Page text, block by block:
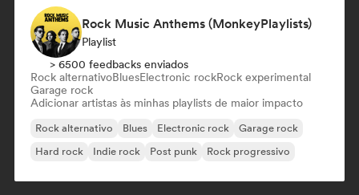
Rock Music Anthems (MonkeyPlaylists)
Playlist
> 6500 feedbacks enviados
Rock alternativoBluesElectronic rockRock experimental
Garage rock
Adicionar artistas às minhas playlists de maior impacto
Rock alternativo Blues Electronic rock
Garage rock
Hard rock
Indie rock Post punk Rock progressivo